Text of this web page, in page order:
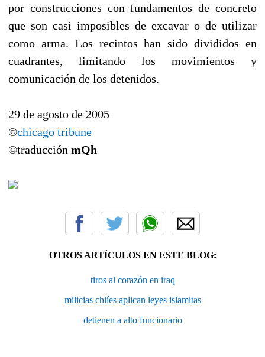
por construcciones con fundamentos de concreto
que son casi imposibles de excavar o de utilizar
como arma. Los recintos han sido divididos en
cuadrantes, limitando los movimientos y
comunicación de los detenidos.
29 de agosto de 2005
©chicago tribune
©traducción mQh
OTROS ARTÍCULOS EN ESTE BLOG:
tiros al corazón en iraq
milicias chiíes aplican leyes islamitas
detienen a alto funcionario